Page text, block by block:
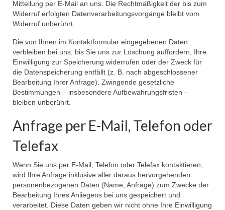
Mitteilung per E-Mail an uns. Die Rechtmäßigkeit der bis zum
Widerruf erfolgten Datenverarbeitungsvorgänge bleibt vom
Widerruf unberührt.
Die von Ihnen im Kontaktformular eingegebenen Daten
verbleiben bei uns, bis Sie uns zur Löschung auffordern, Ihre
Einwilligung zur Speicherung widerrufen oder der Zweck für
die Datenspeicherung entfällt (z. B. nach abgeschlossener
Bearbeitung Ihrer Anfrage). Zwingende gesetzliche
Bestimmungen – insbesondere Aufbewahrungsfristen –
bleiben unberührt.
Anfrage per E-Mail, Telefon oder
Telefax
Wenn Sie uns per E-Mail, Telefon oder Telefax kontaktieren,
wird Ihre Anfrage inklusive aller daraus hervorgehenden
personenbezogenen Daten (Name, Anfrage) zum Zwecke der
Bearbeitung Ihres Anliegens bei uns gespeichert und
verarbeitet. Diese Daten geben wir nicht ohne Ihre Einwilligung